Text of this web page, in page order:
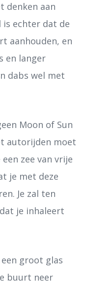
denken aan
is echter dat de
aanhouden, en
en langer
dabs wel met
Moon of Sun
autorijden moet
zee van vrije
je met deze
Je zal ten
je inhaleert
groot glas
buurt neer